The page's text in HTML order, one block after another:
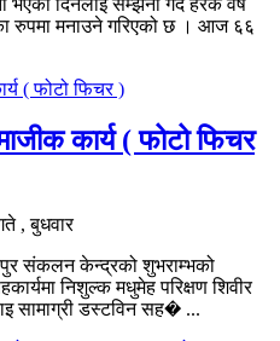
दिनलाई सम्झना गर्दै हरेक वर्ष
रुपमा मनाउने गरिएको छ । आज ६६
कार्य ( फोटो फिचर
, बुधवार
संकलन केन्द्रको शुभराम्भको
निशुल्क मधुमेह परिक्षण शिवीर
सामाग्री डस्टविन सह� ...